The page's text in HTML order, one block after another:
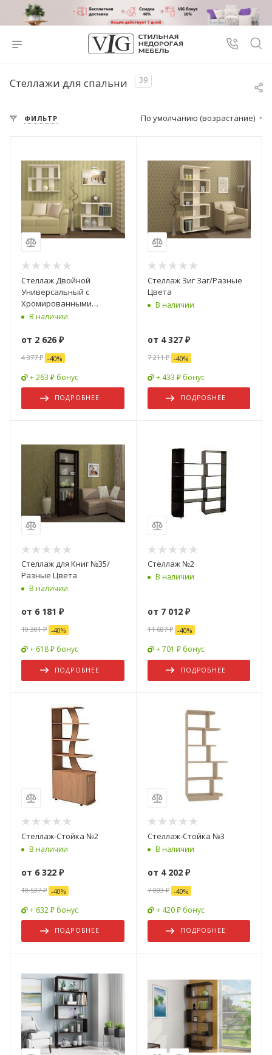
Стеллажи для спальни 39
ФИЛЬТР По умолчанию (возрастание)
Стеллаж Двойной
Универсальный с
Хромированными
Опорами/Разные Цвета
В наличии
от 2 626 ₽
4 377 ₽ -40%
+ 263 ₽ бонус
ПОДРОБНЕЕ
Стеллаж Зиг Заг/Разные
Цвета
В наличии
от 4 327 ₽
7 211 ₽ -40%
+ 433 ₽ бонус
ПОДРОБНЕЕ
Стеллаж для Книг №35/
Разные Цвета
В наличии
от 6 181 ₽
10 301 ₽ -40%
+ 618 ₽ бонус
ПОДРОБНЕЕ
Стеллаж №2
В наличии
от 7 012 ₽
11 687 ₽ -40%
+ 701 ₽ бонус
ПОДРОБНЕЕ
Стеллаж-Стойка №2
В наличии
от 6 322 ₽
10 537 ₽ -40%
+ 632 ₽ бонус
ПОДРОБНЕЕ
Стеллаж-Стойка №3
В наличии
от 4 202 ₽
7 003 ₽ -40%
+ 420 ₽ бонус
ПОДРОБНЕЕ